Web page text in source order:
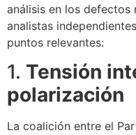
análisis en los
analistas
puntos relevantes:
1. Tensión
polarización
La coalición entre el